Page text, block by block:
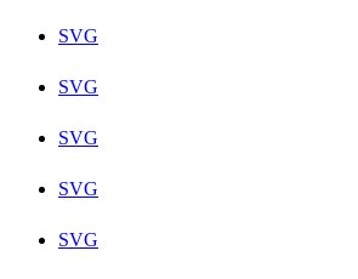
SVG
SVG
SVG
SVG
SVG